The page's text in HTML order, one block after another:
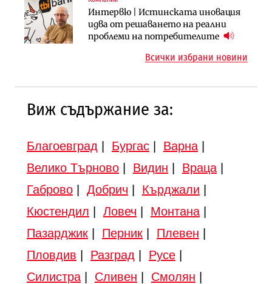
Интервю | Истинската иновация
идва от решаването на реални
проблеми на потребителите
Инфраструктура
АПИ възложи промяната на
парцеларния план за
Регионалният министър поема „на
ръчно управление“ общинската
инвестиционна програма
Всички избрани новини
Виж съдържание за:
Благоевград Бургас| Варна|
Велико Търново| Видин Враца|
Габрово| Добрич Кърджали
Кюстендил
Ловеч Монтана|
Пазарджик| Перник| Плевен
Пловдив
Разград Русе|
Силистра| Сливен Смолян